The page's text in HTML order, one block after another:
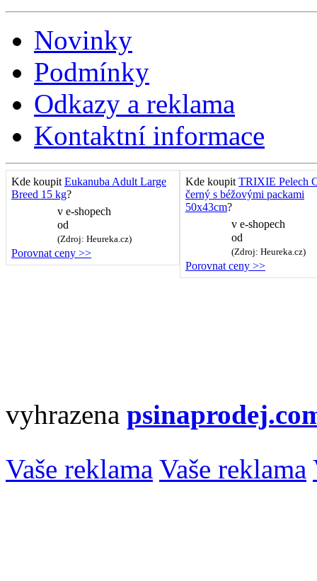
Novinky
Podmínky
Odkazy a reklama
Kontaktní informace
Kde koupit Eukanuba Adult Large
Breed 15 kg?
v e-shopech
od
(Zdroj: Heureka.cz)
Porovnat ceny >>
Kde koupit TRIXIE Pelech
černý s béžovými packami
50x43cm?
v e-shopech
od
(Zdroj: Heureka.cz)
Porovnat ceny >>
vyhrazena
Vaše reklama Vaše reklama